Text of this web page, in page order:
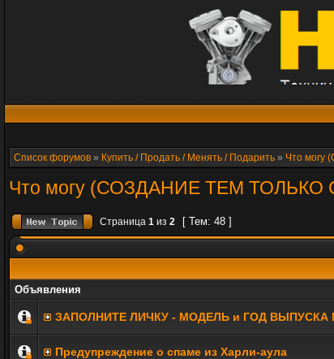
Список форумов » Купить / Продать / Менять / Подарить » Что
Что могу (СОЗДАНИЕ ТЕМ
Страница 1 из 2 [ Тем: 48 ]
Объявления
ЗАПОЛНИТE ЛИЧКУ - МОДЕЛЬ и ГОД
Предупреждение о спаме из Харли-аула